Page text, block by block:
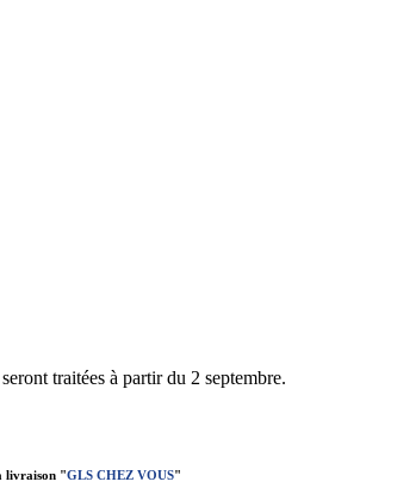
traitées à partir du 2 septembre.
livraison "GLS CHEZ VOUS"